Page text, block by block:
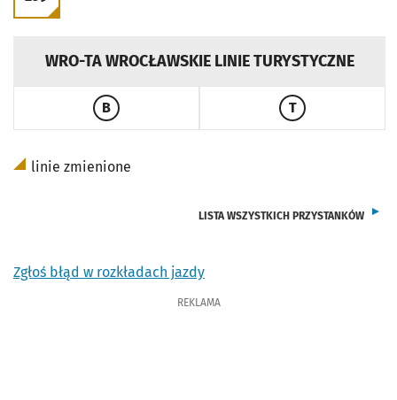
PRZEJDŹ DO ROZKŁADU LINII
WRO-TA WROCŁAWSKIE LINIE TURYSTYCZNE
BPRZEJDŹ DO ROZKŁADU LINIITPRZEJDŹ DO
linie zmienione
LISTA WSZYSTKICH PRZYSTANKÓW
Zgłoś błąd w rozkładach jazdy
REKLAMA